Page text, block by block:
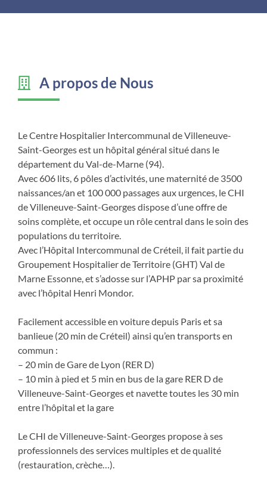
A propos de Nous
Le Centre Hospitalier Intercommunal de Villeneuve-
Saint-Georges est un hôpital général situé dans le
département du Val-de-Marne (94).
Avec 606 lits, 6 pôles d’activités, une maternité de 3500
naissances/an et 100 000 passages aux urgences, le CHI
de Villeneuve-Saint-Georges dispose d’une offre de
soins complète, et occupe un rôle central dans le soin des
populations du territoire.
Avec l’Hôpital Intercommunal de Créteil, il fait partie du
Groupement Hospitalier de Territoire (GHT) Val de
Marne Essonne, et s’adosse sur l’APHP par sa proximité
avec l’hôpital Henri Mondor.
Facilement accessible en voiture depuis Paris et sa
banlieue (20 min de Créteil) ainsi qu’en transports en
commun :
– 20 min de Gare de Lyon (RER D)
– 10 min à pied et 5 min en bus de la gare RER D de
Villeneuve-Saint-Georges et navette toutes les 30 min
entre l’hôpital et la gare
Le CHI de Villeneuve-Saint-Georges propose à ses
professionnels des services multiples et de qualité
(restauration, crèche…).